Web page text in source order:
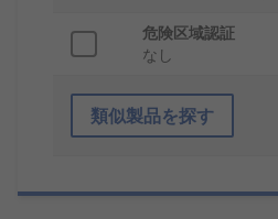
危険区域認証
なし
類似製品を探す